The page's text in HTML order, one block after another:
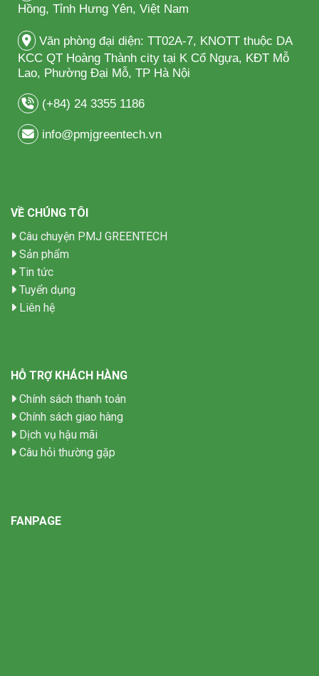
Hồng, Tỉnh Hưng Yên, Việt Nam
Văn phòng đại diện: TT02A-7, KNOTT thuộc DA
KCC QT Hoàng Thành city tại K Cổ Ngựa, KĐT Mỗ
Lao, Phường Đại Mỗ, TP Hà Nội
(+84) 24 3355 1186
info@pmjgreentech.vn
VỀ CHÚNG TÔI
Câu chuyện PMJ GREENTECH
Sản phẩm
Tin tức
Tuyển dụng
Liên hệ
HỖ TRỢ KHÁCH HÀNG
Chính sách thanh toán
Chính sách giao hàng
Dịch vụ hậu mãi
Câu hỏi thường gặp
FANPAGE